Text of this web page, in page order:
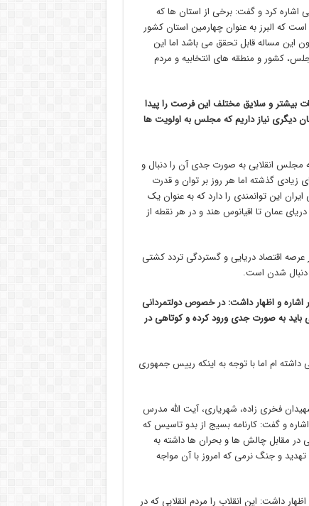
اشاره کرد و گفت: برخی از استان ها که
است که البرز به عنوان چهارمین استان کشور
این مساله قابل تحقق می باشد اما این
کشور و منطقه های انتخابیه و مردم
بیشتر و سلایق مختلف این فرصت را پیدا
دیگری نیاز داریم که مجلس به اولویت ها
مجلس انقلابی به صورت جدی آن را دنبال و
گذشته اما هر روز بر توان و قدرت
این توانمندی را دارد که به عنوان یک
عمان تا اقیانوس هند و در هر نقطه از
عرصه اقتصاد دریایی و گستردگی تردد کشتی
شدن است.
و اظهار داشت: در خصوص دولتمردانی
به صورت جدی ورود کرده و کوتاهی در
ام اما با توجه به اینکه رییس جمهوری
فخری زاده، شهریاری، آیت الله مدرس
و گفت: کارنامه بسیج از بدو تاسیس که
در مقابل چالش ها و بحران ها داشته به
و جنگ نرمی که امروز با آن مواجه
داشت: این انقلاب را مردم انقلابی که در